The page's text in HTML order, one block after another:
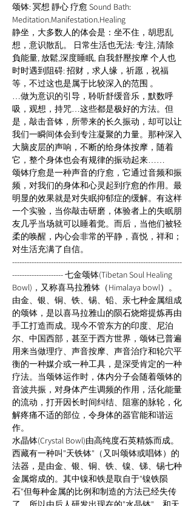
颂钵: 冥想 靜心 疗愈 Sound Bath:
Meditation.Manifestation.Healing
静坐，大多数人的体会是：坐不住，胡思乱
想，意识散乱。 日常生活也无法: 专注, 清除
負能量, 放鬆,深度睡眠, 自我舒壓按摩 个人也
时时遇到阻碍: 招财，求人缘，祈愿，祝福
等，不过这也是属于比较深入的范围 。
…做为意识的引导，聆听舒缓音乐，默数呼
吸，观想，持咒…这些都是极好的方法。但
是，敲击音钵，所带来的长久振动，却可以让
我们一瞬间体会到专注凝聚的力量。那种深入
大脑皮层的声响，不断的给身体按摩，随着
它，整个身体也会有规律的振动起来……
颂钵疗愈是一种声音的疗愈，它通过音频和振
频，对我们的身体和心灵起到疗愈的作用。最
明显的效果就是对失眠抑郁症的缓解。有这样
一个实验，当你敲击研磨，体验者上的失眠朋
友几乎当场就可以睡着觉。而后，当他们被轻
柔的唤醒，内心会非常的平静，喜悦，祥和；
对生活充满了自信。
----------------------------------------------------------------------
--------------------- 七金颂钵(Tibetan Soul Healing
Bowl)，又称喜马拉雅钵（Himalaya bowl）。
由金、银、铜、铁、锡、铅、汞七种金属组成
的颂钵，是以喜马拉雅山的陨石烧熔提炼再由
手工打造而成。现今不管东方的印度、尼泊
尔、中国西部，甚至于西方世界，颂钵已普遍
用来当做理疗、声音按摩、声音治疗和轮穴平
衡的一种媒介或一种工具，是深受肯定的一种
疗法。当颂钵运作时，体内分子会随着颂钵的
音波共振，对身体产生调频的作用，活化能量
的流动，打开因长时间纠结、阻塞的脉轮，化
解疼痛不适的部位，令身体的器官能和谐运
作。
水晶钵(Crystal Bowl)由高纯度石英精炼而成。
西藏有一种叫"天铁钵"（又叫颂钵或唱钵）的
法器，是由金、银、铜、铁、镍、锑、锡七种
金属熔成的。其中镍和铁是取自于"镍铁陨
石"但每种金属的比例和制造的方法已经失传